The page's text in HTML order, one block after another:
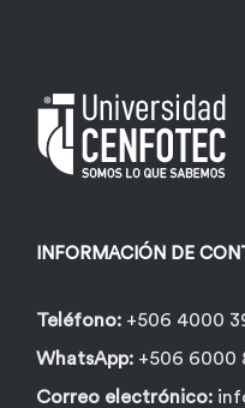
INFORMACIÓN DE
Teléfono: +506 4000
WhatsApp: +506 6000
Correo electrónico: